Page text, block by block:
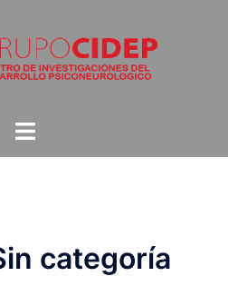
Alternar
categoría